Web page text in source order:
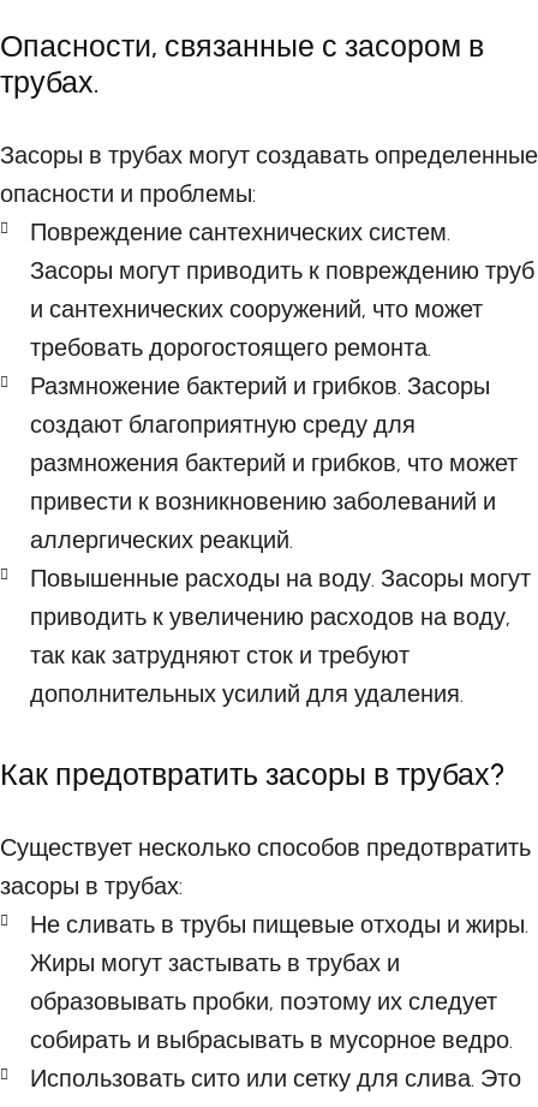
Опасности, связанные с засором в
трубах.
Засоры в трубах могут создавать определенные
опасности и проблемы:
Повреждение сантехнических систем.
Засоры могут приводить к повреждению труб
и сантехнических сооружений, что может
требовать дорогостоящего ремонта.
Размножение бактерий и грибков. Засоры
создают благоприятную среду для
размножения бактерий и грибков, что может
привести к возникновению заболеваний и
аллергических реакций.
Повышенные расходы на воду. Засоры могут
приводить к увеличению расходов на воду,
так как затрудняют сток и требуют
дополнительных усилий для удаления.
Как предотвратить засоры в трубах?
Существует несколько способов предотвратить
засоры в трубах:
Не сливать в трубы пищевые отходы и жиры.
Жиры могут застывать в трубах и
образовывать пробки, поэтому их следует
собирать и выбрасывать в мусорное ведро.
Использовать сито или сетку для слива. Это